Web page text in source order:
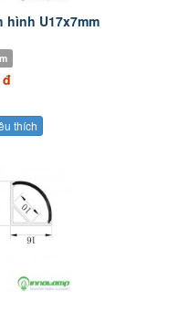
hình U17x7mm
đ
thích